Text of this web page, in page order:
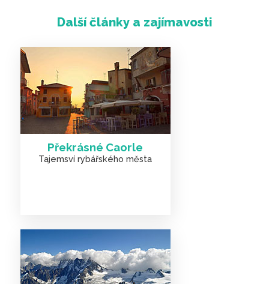
Překrásné Caorle
Tajemsví rybářského města